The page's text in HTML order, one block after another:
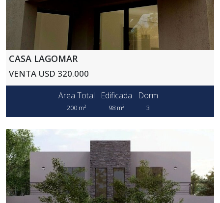
CASA LAGOMAR
VENTA USD 320.000
Area Total
200 m²
Edificada
98 m²
Dorm
3